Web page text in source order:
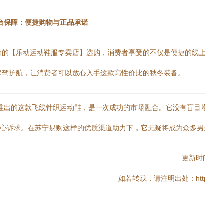
保障：便捷购物与正品承诺
【乐动运动鞋服专卖店】选购，消费者享受的不仅是便捷的
护航，让消费者可以放心入手这款高性价比的秋冬装备。
出的这款飞线针织运动鞋，是一次成功的市场融合。它没有盲
诉求。在苏宁易购这样的优质渠道助力下，它无疑将成为众多
更新时
如若转载，请注明出处：